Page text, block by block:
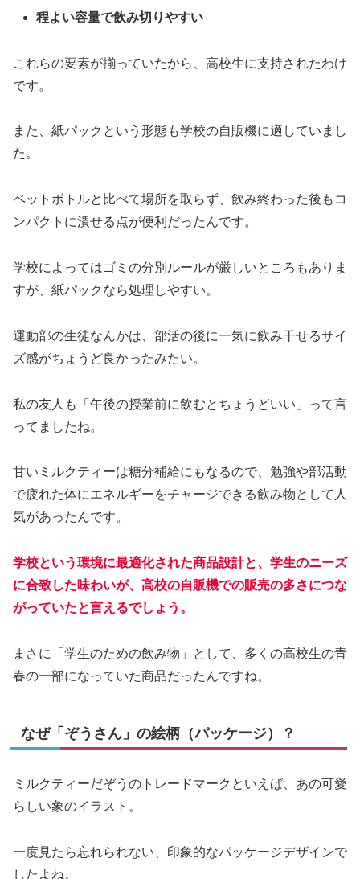
程よい容量で飲み切りやすい
これらの要素が揃っていたから、高校生に支持されたわけ
です。
また、紙パックという形態も学校の自販機に適していまし
た。
ペットボトルと比べて場所を取らず、飲み終わった後もコ
ンパクトに潰せる点が便利だったんです。
学校によってはゴミの分別ルールが厳しいところもありま
すが、紙パックなら処理しやすい。
運動部の生徒なんかは、部活の後に一気に飲み干せるサイ
ズ感がちょうど良かったみたい。
私の友人も「午後の授業前に飲むとちょうどいい」って言
ってましたね。
甘いミルクティーは糖分補給にもなるので、勉強や部活動
で疲れた体にエネルギーをチャージできる飲み物として人
気があったんです。
学校という環境に最適化された商品設計と、学生のニーズ
に合致した味わいが、高校の自販機での販売の多さにつな
がっていたと言えるでしょう。
まさに「学生のための飲み物」として、多くの高校生の青
春の一部になっていた商品だったんですね。
なぜ「ぞうさん」の絵柄（パッケージ）？
ミルクティーだぞうのトレードマークといえば、あの可愛
らしい象のイラスト。
一度見たら忘れられない、印象的なパッケージデザインで
したよね。